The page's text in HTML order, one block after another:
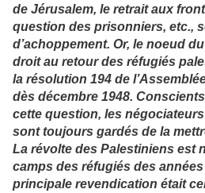
de Jérusalem, le retrait aux
question des prisonniers, etc.,
d’achoppement. Or, le noeud
droit au retour des réfugiés
la résolution 194 de
dès décembre 1948.
cette question, les
sont toujours gardés de la
La révolte des Palestiniens est
camps des réfugiés des années
principale revendication était